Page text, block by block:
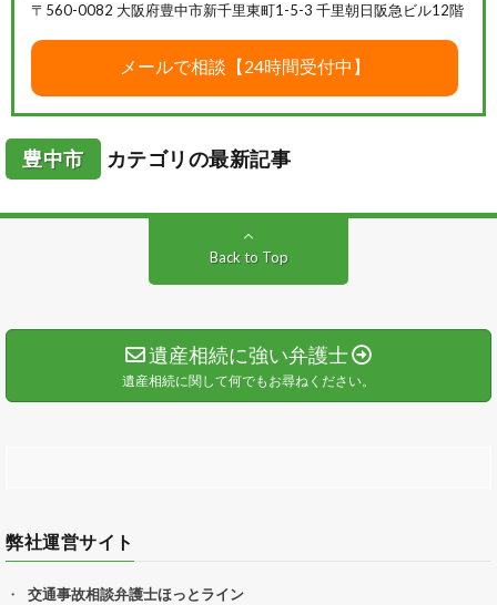
〒560-0082 大阪府豊中市新千里東町1-5-3 千里朝日阪急ビル12階
豊中市 カテゴリの最新記事
Back to Top
遺産相続に強い弁護士
遺産相続に関して何でもお尋ねください。
弊社運営サイト
交通事故相談弁護士ほっとライン